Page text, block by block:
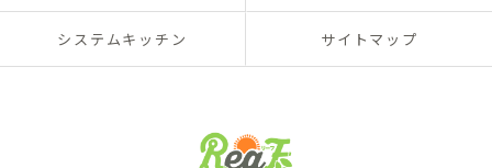
システムキッチン サイトマップ